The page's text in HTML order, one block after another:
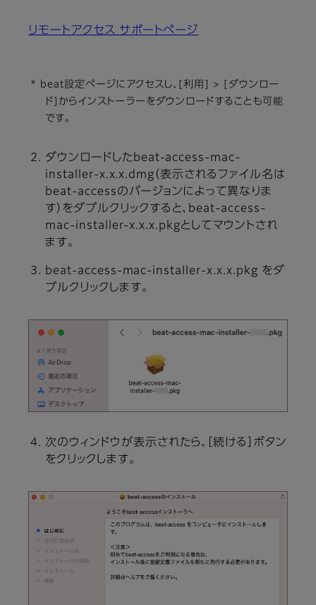
リモートアクセス サポートページ
* beat設定ページにアクセスし、[利用] > [ダウンロー
ド]からインストーラーをダウンロードすることも可能
です。
ダウンロードしたbeat-access-mac-
installer-x.x.x.dmg（表示されるファイル名は
beat-accessのバージョンによって異なりま
す）をダブルクリックすると、beat-access-
mac-installer-x.x.x.pkgとしてマウントされ
ます。
beat-access-mac-installer-x.x.x.pkg をダ
ブルクリックします。
次のウィンドウが表示されたら、［続ける］ボタン
をクリックします。